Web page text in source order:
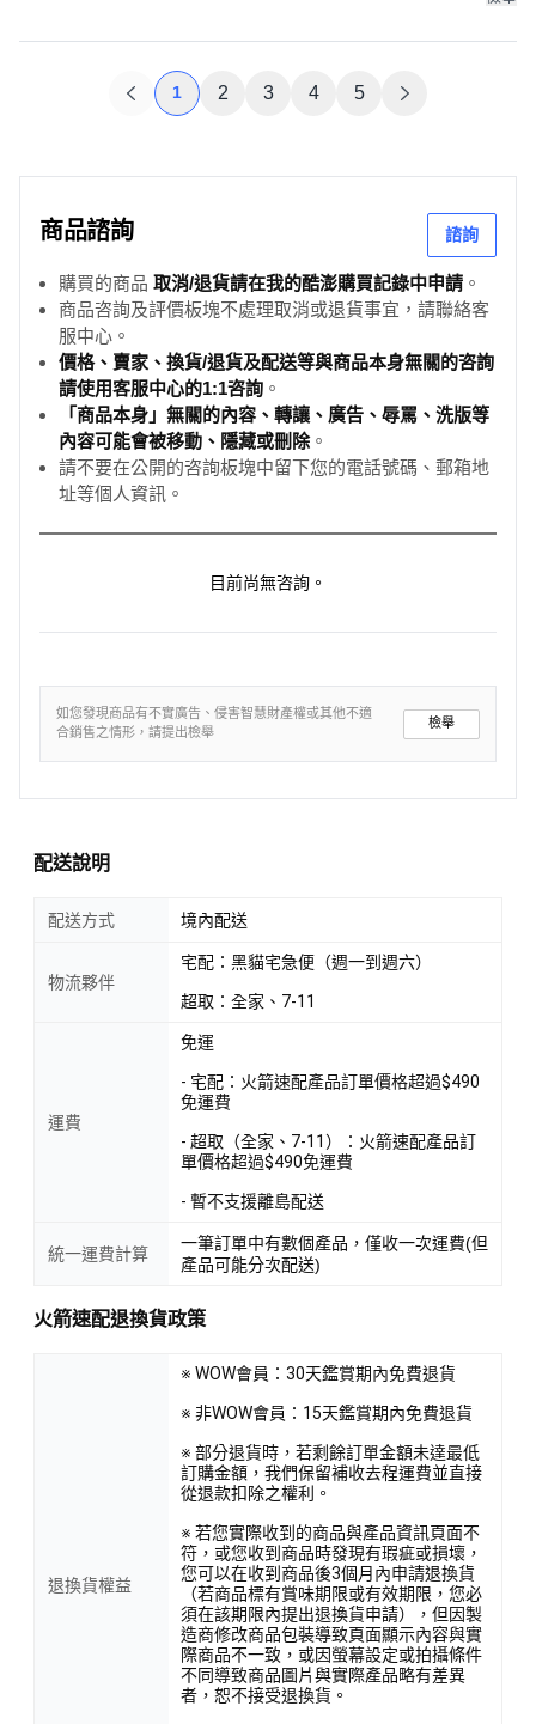
1 2 3 4 5
商品諮詢 諮詢
購買的商品 取消/退貨請在我的酷澎購買記錄中申請 。
商品咨詢及評價板塊不處理取消或退貨事宜，請聯絡客
服中心。
價格、賣家、換貨/退貨及配送等與商品本身無關的咨詢
請使用客服中心的1:1咨詢 。
「商品本身」無關的內容、轉讓、廣告、辱罵、洗版等
內容可能會被移動、隱藏或刪除。
請不要在公開的咨詢板塊中留下您的電話號碼、郵箱地
址等個人資訊。
目前尚無咨詢。
如您發現商品有不實廣告、侵害智慧財產權或其他不適
合銷售之情形，請提出檢舉
檢舉
配送說明
配送方式 境內配送
物流夥伴
宅配：黑貓宅急便（週一到週六）
超取：全家、7-11
運費
免運
- 宅配：火箭速配產品訂單價格超過$490
免運費
- 超取（全家、7-11）：火箭速配產品訂
單價格超過$490免運費
- 暫不支援離島配送
統一運費計算
一筆訂單中有數個產品，僅收一次運費(但
產品可能分次配送)
火箭速配退換貨政策
退換貨權益
※ WOW會員：30天鑑賞期內免費退貨
※ 非WOW會員：15天鑑賞期內免費退貨
※ 部分退貨時，若剩餘訂單金額未達最低
訂購金額，我們保留補收去程運費並直接
從退款扣除之權利。
※ 若您實際收到的商品與產品資訊頁面不
符，或您收到商品時發現有瑕疵或損壞，
您可以在收到商品後3個月內申請退換貨
（若商品標有賞味期限或有效期限，您必
須在該期限內提出退換貨申請），但因製
造商修改商品包裝導致頁面顯示內容與實
際商品不一致，或因螢幕設定或拍攝條件
不同導致商品圖片與實際產品略有差異
者，恕不接受退換貨。